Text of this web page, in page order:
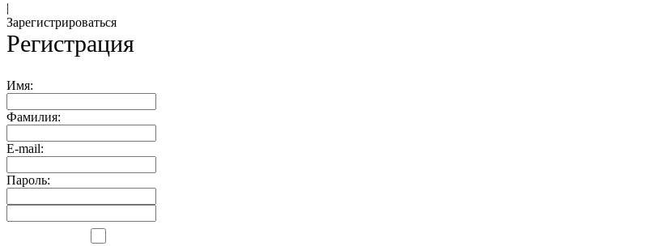
|
Зарегистрироваться
Регистрация
Имя:
Фамилия:
E-mail:
Пароль: